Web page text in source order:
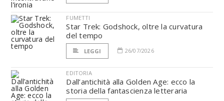
FUMETTI
Star Trek: Godshock, oltre la curvatura
del tempo
LEGGI 26/07/2026
EDITORIA
Dall’antichità alla Golden Age: ecco la
storia della fantascienza letteraria